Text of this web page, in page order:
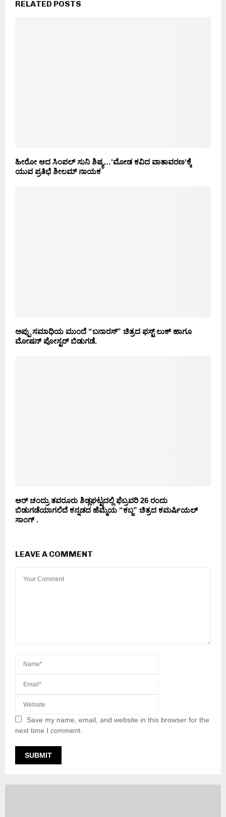
RELATED POSTS
ಹೀರೋ ಆದ ಸಿಂಪಲ್‌ ಸುನಿ ಶಿಷ್ಯ…‘ಮೋಡ ಕವಿದ ವಾತಾವರಣʼಕ್ಕೆ
ಯುವ ಪ್ರತಿಭೆ ಶೀಲಮ್‌ ನಾಯಕ
ಅಪ್ಪು ಸಮಾಧಿಯ ಮುಂದೆ “ಬನಾರಸ್” ಚಿತ್ರದ ಫಸ್ಟ್ ಲುಕ್ ಹಾಗೂ
ಮೋಷನ್ ಪೋಸ್ಟರ್ ಬಿಡುಗಡೆ.
ಆರ್ ಚಂದ್ರು ತವರೂರು ಶಿಡ್ಲಘಟ್ಟದಲ್ಲಿ ಫೆಬ್ರವರಿ 26 ರಂದು
ಬಿಡುಗಡೆಯಾಗಲಿದೆ ಕನ್ನಡದ ಹೆಮ್ಮೆಯ “ಕಬ್ಜ” ಚಿತ್ರದ ಕಮರ್ಷಿಯಲ್
ಸಾಂಗ್ .
LEAVE A COMMENT
Save my name, email, and website in this browser for the
next time I comment.